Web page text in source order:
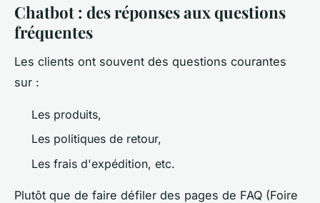
Chatbot : des réponses aux questions
fréquentes
Les clients ont souvent des questions courantes
sur :
Les produits,
Les politiques de retour,
Les frais d'expédition, etc.
Plutôt que de faire défiler des pages de FAQ (Foire